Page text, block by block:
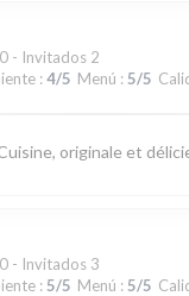
- Invitados 2
: 4/5 Menú : 5/5
originale et
- Invitados 3
: 5/5 Menú : 5/5